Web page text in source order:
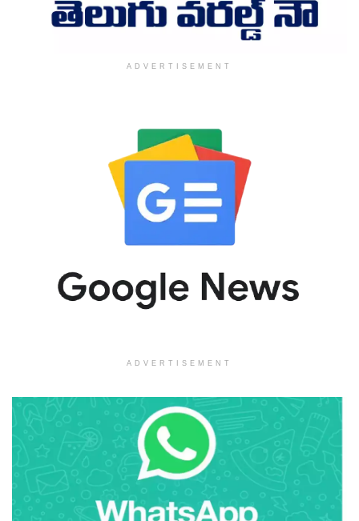
ADVERTISEMENT
ADVERTISEMENT